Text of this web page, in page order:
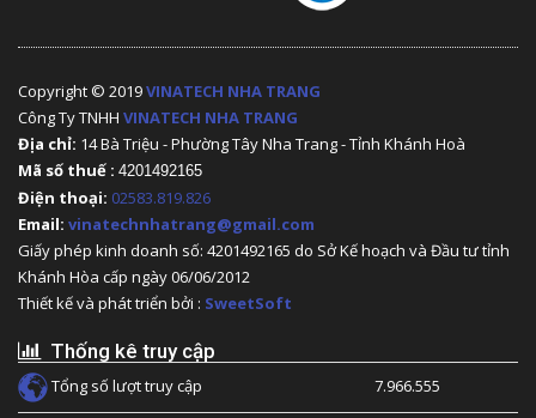
Copyright © 2019VINATECH NHA TRANG
Công Ty TNHH VINATECH NHA TRANG
Địa chỉ: 14 Bà Triệu - Phường Tây Nha Trang - Tỉnh Khánh Hoà
Mã số thuế : 4201492165
Điện thoại: 02583.819.826
Email: vinatechnhatrang@gmail.com
Giấy phép kinh doanh số: 4201492165 do Sở Kế hoạch và Đầu tư tỉnh
Khánh Hòa cấp ngày 06/06/2012
Thiết kế và phát triển bởi : SweetSoft
Thống kê truy cập
Tổng số lượt truy cập 7.966.555